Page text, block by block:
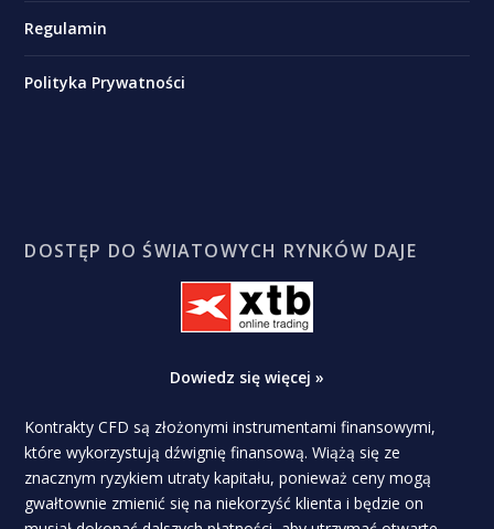
Regulamin
Polityka Prywatności
DOSTĘP DO ŚWIATOWYCH RYNKÓW DAJE
Dowiedz się więcej »
Kontrakty CFD są złożonymi instrumentami finansowymi,
które wykorzystują dźwignię finansową. Wiążą się ze
znacznym ryzykiem utraty kapitału, ponieważ ceny mogą
gwałtownie zmienić się na niekorzyść klienta i będzie on